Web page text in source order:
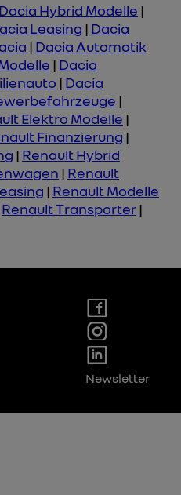
Dacia Hybrid Modelle |
Leasing | Dacia
| Dacia Automatik
| Dacia
| Dacia
|
Elektro Modelle |
Finanzierung |
| Renault Hybrid
| Renault
| Renault Modelle
Renault Transporter|
Newsletter